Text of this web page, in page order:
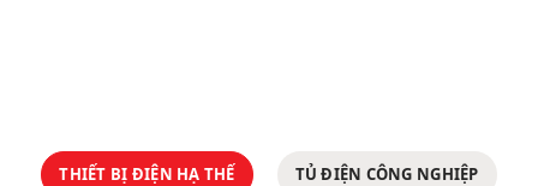
THIẾT BỊ ĐIỆN HẠ THẾ TỦ ĐIỆN CÔNG NGHIỆP